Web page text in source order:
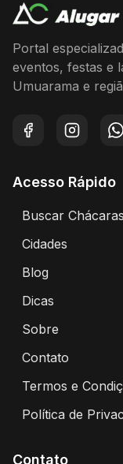
Portal
eventos, festas e
Umuarama e
FacebookInstagram
Acesso Rápido
Buscar Chácaras
Cidades
Blog
Dicas
Sobre
Contato
Termos e
Política de
Contato